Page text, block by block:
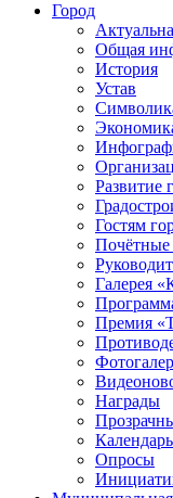
Город
Общая
История
Устав
Развитие
Гостям
Почётные
Галерея
Премия
Награды
Опросы